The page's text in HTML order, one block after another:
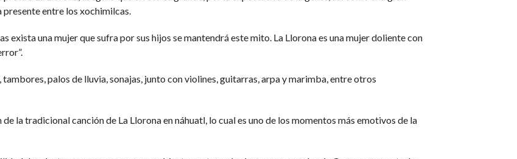
entre los xochimilcas.
exista una mujer que sufra por sus hijos se mantendrá este mito. La Llorona es una mujer doliente con
palos de lluvia, sonajas, junto con violines, guitarras, arpa y marimba, entre otros
la tradicional canción de La Llorona en náhuatl, lo cual es uno de los momentos más emotivos de la